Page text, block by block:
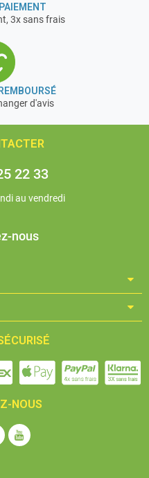
3x sans frais
d'avis
22 33
au vendredi
nous
NOUS